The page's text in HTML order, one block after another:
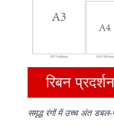
रिबन प्रदर्शन
समृद्ध रंगों में उच्च अंत डबल-